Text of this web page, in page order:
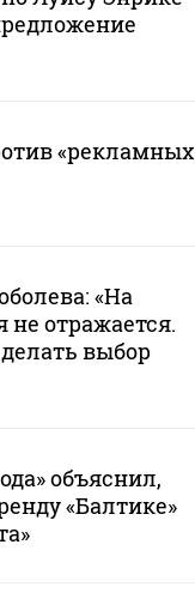
«рекламных
«На
не отражается.
выбор
объяснил,
«Балтике»